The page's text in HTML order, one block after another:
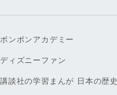
ボンボンアカデミー
ディズニーファン
講談社の学習まんが 日本の歴史